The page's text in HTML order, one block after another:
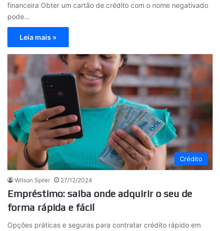
financeira Obter um cartão de crédito com o nome negativado
pode…
Leia mais »
Crédito
Wilson Spiler 27/12/2024
Empréstimo: saiba onde adquirir o seu de
forma rápida e fácil
Opções práticas e seguras para contratar crédito rápido em